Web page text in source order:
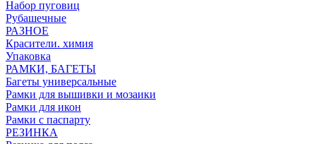
Набор пуговиц
Рубашечные
РАЗНОЕ
Красители. химия
Упаковка
РАМКИ, БАГЕТЫ
Багеты универсальные
Рамки для вышивки и мозаики
Рамки для икон
Рамки с паспарту
РЕЗИНКА